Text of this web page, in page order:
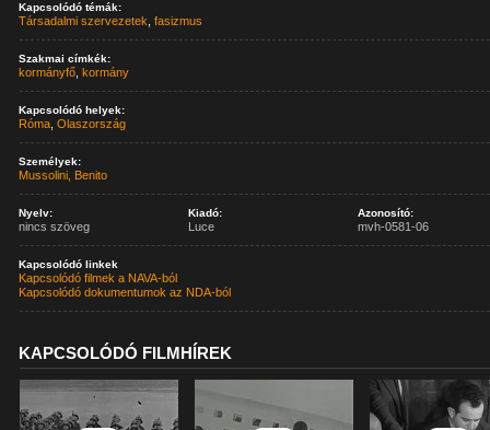
Kapcsolódó témák:
Társadalmi szervezetek ,fasizmus
Szakmai címkék:
kormányfő ,kormány
Kapcsolódó helyek:
Róma ,Olaszország
Személyek:
Mussolini, Benito
Nyelv:
nincs szöveg
Kiadó:
Luce
Azonosító:
mvh-0581-06
Kapcsolódó linkek
Kapcsolódó filmek a NAVA-ból
Kapcsolódó dokumentumok az NDA-ból
KAPCSOLÓDÓ FILMHÍREK